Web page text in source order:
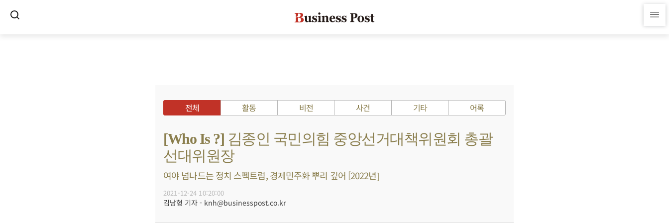
전체 활동 비전 사건 기타 어록
[Who Is ?] 김종인 국민의힘 중앙선거대책위원회 총괄
선대위원장
여야 넘나드는 정치 스펙트럼, 경제민주화 뿌리 깊어 [2022년]
2021-12-24 10:20:00
김남형 기자 - knh@businesspost.co.kr